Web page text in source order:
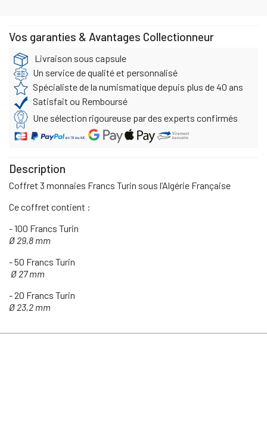
Vos garanties & Avantages Collectionneur
Livraison sous capsule
Un service de qualité et personnalisé
Spécialiste de la numismatique depuis plus de 40 ans
Satisfait ou Remboursé
Une sélection rigoureuse par des experts confirmés
Description
Coffret 3 monnaies Francs Turin sous l’Algérie Française
Ce coffret contient :
- 100 Francs Turin
Ø 29,8 mm
- 50 Francs Turin
Ø 27 mm
- 20 Francs Turin
Ø 23,2 mm